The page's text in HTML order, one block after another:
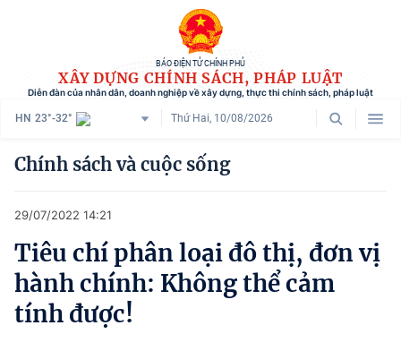
BÁO ĐIỆN TỬ CHÍNH PHỦ
XÂY DỰNG CHÍNH SÁCH, PHÁP LUẬT
Diễn đàn của nhân dân, doanh nghiệp về xây dựng, thực thi chính sách, pháp luật
HN 23°-32° Thứ Hai, 10/08/2026
Danh mục
Tham vấn chính sách
Người dân góp ý
Chính sách và cuộc sống
29/07/2022 14:21
Tiêu chí phân loại đô thị, đơn vị
hành chính: Không thể cảm
tính được!